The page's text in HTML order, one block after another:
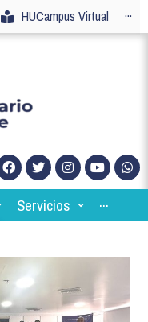
HUCampus Virtual ···
Servicios ···